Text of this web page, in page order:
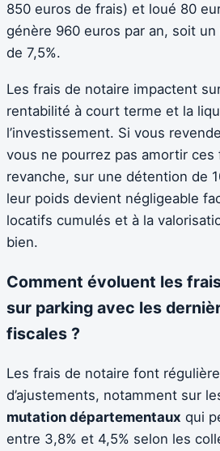
850 euros de frais) et loué 80
génère 960 euros par an, soit
de 7,5%.
Les frais de notaire impactent
rentabilité à court terme et la
l’investissement. Si vous
vous ne pourrez pas amortir ces
revanche, sur une détention de
leur poids devient négligeable
locatifs cumulés et à la
bien.
Comment évoluent les
sur parking avec les
fiscales ?
Les frais de notaire font
d’ajustements, notamment sur
mutation départementaux qui
entre 3,8% et 4,5% selon les